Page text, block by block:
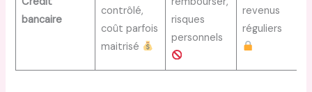
bancaire
contrôlé,
coût parfois
maitrisé
risques
personnels
revenus
réguliers